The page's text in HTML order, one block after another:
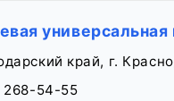
край, г.
268-54-55